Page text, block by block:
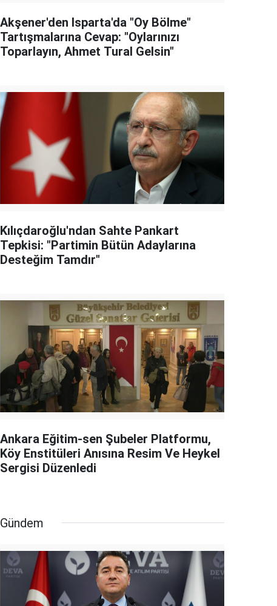
Akşener'den Isparta'da "Oy Bölme"
Tartışmalarına Cevap: "Oylarınızı
Toparlayın, Ahmet Tural Gelsin"
Kılıçdaroğlu'ndan Sahte Pankart
Tepkisi: "Partimin Bütün Adaylarına
Desteğim Tamdır"
Ankara Eğitim-sen Şubeler Platformu,
Köy Enstitüleri Anısına Resim Ve Heykel
Sergisi Düzenledi
Gündem